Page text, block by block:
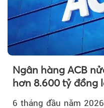
Ngân hàng ACB
hơn 8.600 tỷ đồng
6 tháng đầu năm